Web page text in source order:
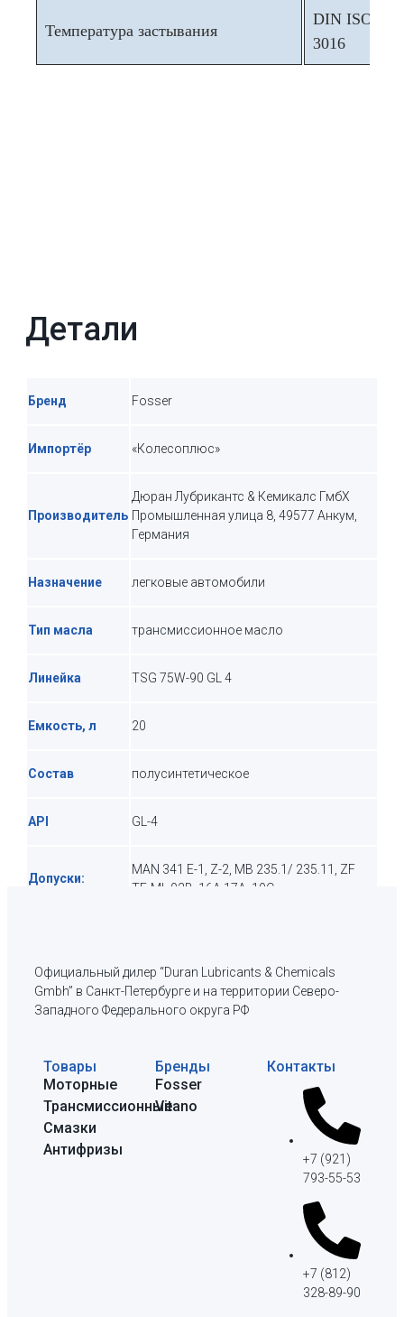
Температура застывания
DIN ISO
3016
Детали
Бренд Fosser
Импортёр «Колесоплюс»
Производитель
Дюран Лубрикантс & Кемикалс ГмбХ
Промышленная улица 8, 49577 Анкум,
Германия
Назначение легковые автомобили
Тип масла трансмиссионное масло
Линейка TSG 75W-90 GL 4
Емкость, л 20
Состав полусинтетическое
API GL-4
Допуски:
MAN 341 E-1, Z-2, MB 235.1/ 235.11, ZF
TE-ML 02B, 16A,17A, 19C
Официальный дилер “Duran Lubricants & Chemicals
Gmbh” в Санкт-Петербурге и на территории Северо-
Западного Федерального округа РФ
Товары
Моторные
Трансмиссионные
Смазки
Антифризы
Бренды
Fosser
Vitano
Контакты
+7 (921)
793-55-53
+7 (812)
328-89-90